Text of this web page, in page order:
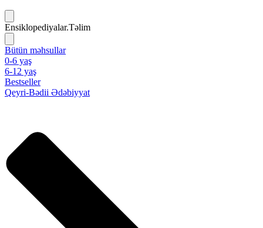
Ensiklopediyalar.Təlim
Bütün məhsullar
0-6 yaş
6-12 yaş
Bestseller
Qeyri-Bədii Ədəbiyyat